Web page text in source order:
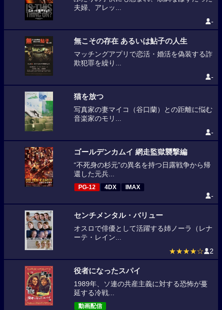
夫婦、アレッ...
-
無こその存在 あるいは鮎子の人生
マッチングアプリで恋活・婚活を偽装する詐
欺犯罪を繰り...
-
猫を放つ
写真家の妻マイコ（谷口蘭）との距離に悩む
音楽家のモリ...
-
ゴールデンカムイ 網走監獄襲撃編
“不死身の杉元”の異名を持つ日露戦争から帰
還した元兵...
PG-12 4DX IMAX
-
センチメンタル・バリュー
オスロで俳優として活躍する姉ノーラ（レナ
ーテ・レイン...
★★★★☆ 2
役者になったスパイ
1989年、ソ連の共産主義に対する恐怖が蔓
延する冷戦...
動画配信